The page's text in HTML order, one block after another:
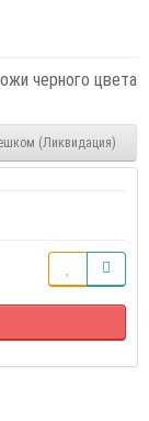
черного цвета
(Ликвидация)